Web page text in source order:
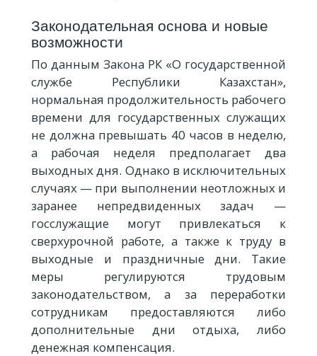
Законодательная основа и новые
возможности
По данным Закона РК «О государственной
службе Республики Казахстан»,
нормальная продолжительность рабочего
времени для государственных служащих
не должна превышать 40 часов в неделю,
а рабочая неделя предполагает два
выходных дня. Однако в исключительных
случаях — при выполнении неотложных и
заранее непредвиденных задач —
госслужащие могут привлекаться к
сверхурочной работе, а также к труду в
выходные и праздничные дни. Такие
меры регулируются трудовым
законодательством, а за переработки
сотрудникам предоставляются либо
дополнительные дни отдыха, либо
денежная компенсация.